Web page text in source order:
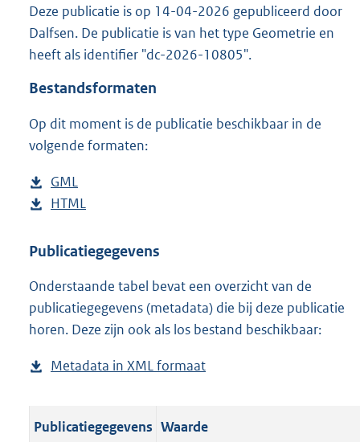
s
r
o
e
Deze publicatie is op 14-04-2026 gepubliceerd door
Dalfsen. De publicatie is van het type Geometrie en
heeft als identifier "dc-2026-10805".
Bestandsformaten
Op dit moment is de publicatie beschikbaar in de
volgende formaten:
D
o
n
o
a
d
u
l
GML
e
t
n
d
s
r
o
D
w
l
o
a
p
b
HTML
s
a
n
d
g
o
Publicatiegegevens
Onderstaande tabel bevat een overzicht van de
publicatiegegevens (metadata) die bij deze publicatie
horen. Deze zijn ook als los bestand beschikbaar:
Metadata in XML formaat
t
Publicatiegegevens Waarde